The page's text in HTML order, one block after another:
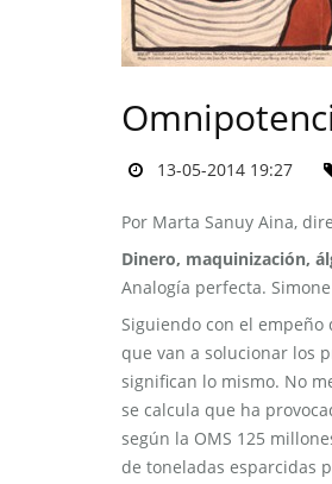
13-05-2014 19:27
Por Marta Sanuy Aina,
Dinero, maquinización,
Analogía perfecta.
Siguiendo con el
que van a solucionar los
significan lo mismo. No
se calcula que ha
según la OMS 125
de toneladas esparcidas